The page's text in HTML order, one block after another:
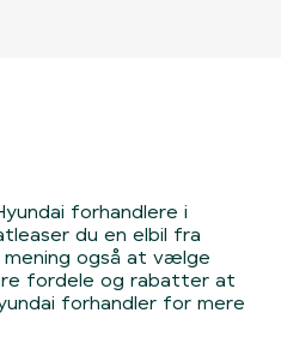
forhandlere i
du en elbil fra
også at vælge
fordele og rabatter at
forhandler for mere